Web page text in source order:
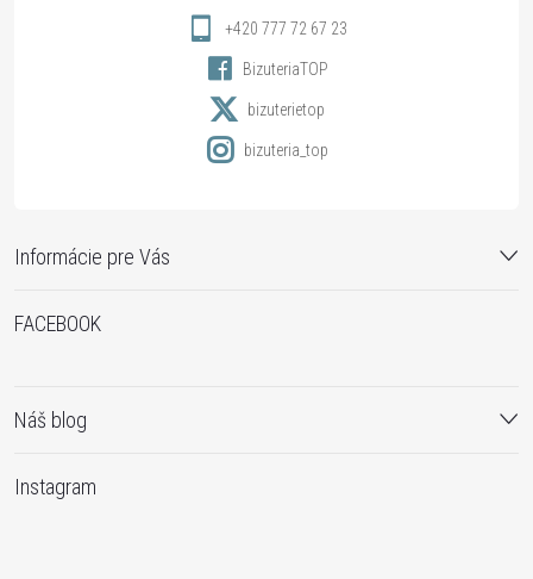
Informácie pre Vás
+420 777 72 67 23
BizuteriaTOP
bizuterietop
bizuteria_top
FACEBOOK
Náš blog
Instagram